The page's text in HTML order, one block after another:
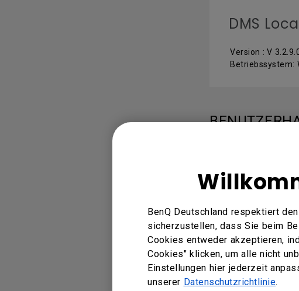
BenQ Deutschland respektiert
sicherzustellen, dass Sie beim
Cookies entweder akzeptieren,
Cookies" klicken, um alle nicht
Einstellungen hier jederzeit
unserer Datenschutzrichtlinie.
DMS
Version : V
Betriebssystem:
Sprache: English
Sprache: English